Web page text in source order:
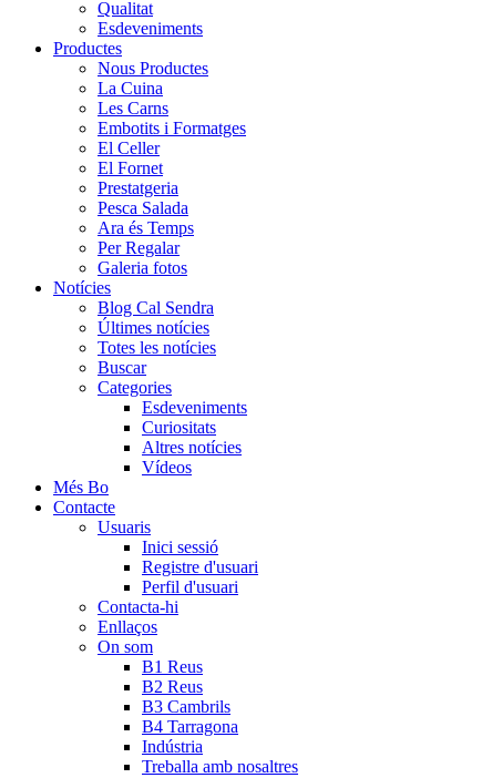
Qualitat
Esdeveniments
Productes
Nous Productes
La Cuina
Les Carns
Embotits i Formatges
El Celler
El Fornet
Prestatgeria
Pesca Salada
Ara és Temps
Per Regalar
Galeria fotos
Notícies
Blog Cal Sendra
Últimes notícies
Totes les notícies
Buscar
Categories
Esdeveniments
Curiositats
Altres notícies
Vídeos
Més Bo
Contacte
Usuaris
Inici sessió
Registre d'usuari
Perfil d'usuari
Contacta-hi
Enllaços
On som
B1 Reus
B2 Reus
B3 Cambrils
B4 Tarragona
Indústria
Treballa amb nosaltres